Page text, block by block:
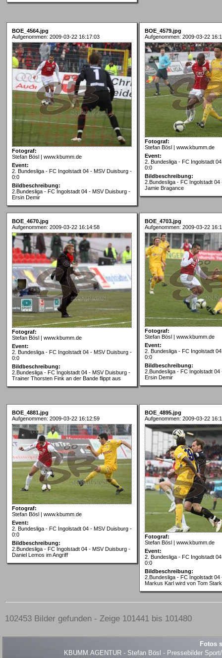
BOE_4564.jpg
Aufgenommen: 2009-03-22 16:17:03
Fotograf:
Stefan Bösl | www.kbumm.de
Event:
2. Bundesliga - FC Ingolstadt 04 - MSV Duisburg -
0:0
Bildbeschreibung:
2.Bundesliga - FC Ingolstadt 04 - MSV Duisburg -
Ersin Demir
BOE_4579.jpg
Aufgenommen: 2009-03-22
Fotograf:
Stefan Bösl | www.kbumm.de
Event:
2. Bundesliga - FC Ingolstadt
0:0
Bildbeschreibung:
2.Bundesliga - FC Ingolstadt
Jamie Bragance
BOE_4670.jpg
Aufgenommen: 2009-03-22 16:14:58
Fotograf:
Stefan Bösl | www.kbumm.de
Event:
2. Bundesliga - FC Ingolstadt 04 - MSV Duisburg -
0:0
Bildbeschreibung:
2.Bundesliga - FC Ingolstadt 04 - MSV Duisburg -
Trainer Thorsten Fink an der Bande flippt aus
BOE_4703.jpg
Aufgenommen: 2009-03-22
Fotograf:
Stefan Bösl | www.kbumm.de
Event:
2. Bundesliga - FC Ingolstadt
0:0
Bildbeschreibung:
2.Bundesliga - FC Ingolstadt
Ersin Demir
BOE_4881.jpg
Aufgenommen: 2009-03-22 16:12:59
Fotograf:
Stefan Bösl | www.kbumm.de
Event:
2. Bundesliga - FC Ingolstadt 04 - MSV Duisburg -
0:0
Bildbeschreibung:
2.Bundesliga - FC Ingolstadt 04 - MSV Duisburg -
Daniel Lemos im Angriff
BOE_4895.jpg
Aufgenommen: 2009-03-22
Fotograf:
Stefan Bösl | www.kbumm.de
Event:
2. Bundesliga - FC Ingolstadt
0:0
Bildbeschreibung:
2.Bundesliga - FC Ingolstadt
Markus Karl wird von Tom
102453 Bilder gefunden - Zeige 101441 bis 101480
Fotos
KBUMM.AGENTUR - Stefan Bösl - Pressebilder